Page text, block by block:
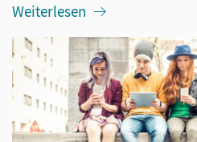
Weiterlesen